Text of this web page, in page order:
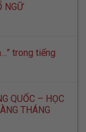
NGỮ
trong tiếng
QUỐC – HỌC
THÁNG